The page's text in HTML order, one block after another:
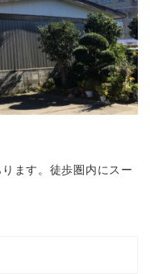
ます。徒歩圏内にスー